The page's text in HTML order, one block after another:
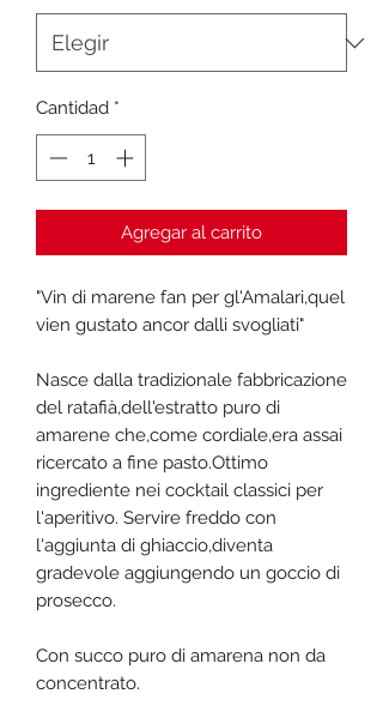
Cantidad *
Agregar al carrito
"Vin di marene fan per gl'Amalari,quel
vien gustato ancor dalli svogliati"
Nasce dalla tradizionale fabbricazione
del ratafià,dell'estratto puro di
amarene che,come cordiale,era assai
ricercato a fine pasto.Ottimo
ingrediente nei cocktail classici per
l'aperitivo. Servire freddo con
l'aggiunta di ghiaccio,diventa
gradevole aggiungendo un goccio di
prosecco.
Con succo puro di amarena non da
concentrato.